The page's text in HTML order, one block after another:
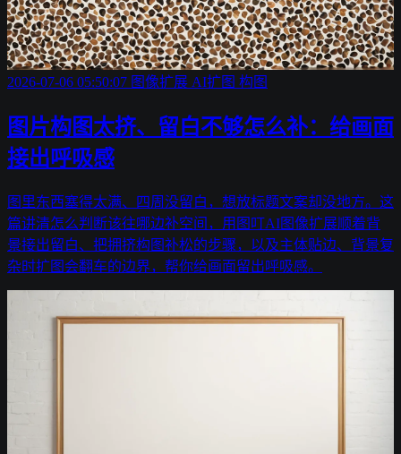
2026-07-06 05:50:07 图像扩展 AI扩图 构图
图片构图太挤、留白不够怎么补：给画面
接出呼吸感
图里东西塞得太满、四周没留白，想放标题文案却没地方。这
篇讲清怎么判断该往哪边补空间，用图叮AI图像扩展顺着背
景接出留白、把拥挤构图补松的步骤，以及主体贴边、背景复
杂时扩图会翻车的边界，帮你给画面留出呼吸感。